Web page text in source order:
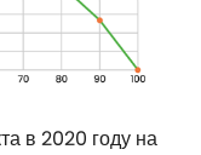
в 2020 году на